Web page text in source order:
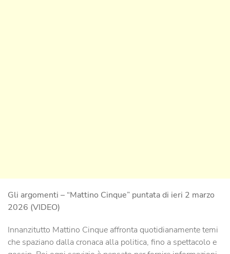
Gli argomenti – “Mattino Cinque” puntata di ieri 2 marzo
2026 (VIDEO)
Innanzitutto Mattino Cinque affronta quotidianamente temi
che spaziano dalla cronaca alla politica, fino a spettacolo e